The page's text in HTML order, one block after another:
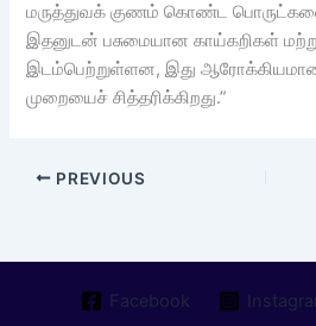
மருத்துவக் குணம் கொண்ட
இதனுடன் பசுமையான காய்கறிகள்
இடம்பெற்றுள்ளன, இது
முறையைச் சித்தரிக்கிறது.”
PREVIOUS
Facebook